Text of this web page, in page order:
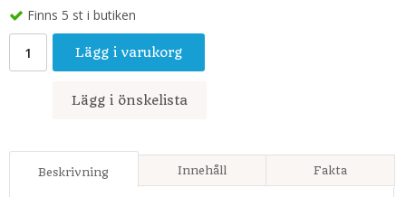
Finns 5 st i butiken
Lägg i varukorg
Lägg i önskelista
Beskrivning Innehåll Fakta